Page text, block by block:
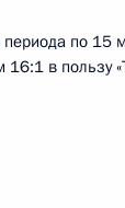
по 15
в пользу